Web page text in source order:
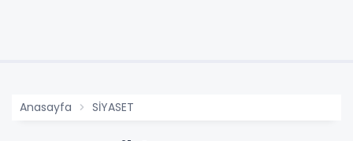
Anasayfa SİYASET